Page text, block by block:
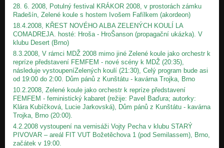
28. 6. 2008, Potulný festival KRÁKOR 2008, v prostorách zámku
Radešín, Zelené koule s hostem Ivošem Fafílkem (akordeon)
18.4.2008, KŘEST NOVÉHO ALBA ZELENÝCH KOULÍ LA
COMADREJA. hosté: Hroša - HroŠanson (propagační ukázka). V
klubu Desert (Brno)
8.3.2008, V rámci MDŽ 2008 mimo jiné Zelené koule jako orchestr k
repríze představení FEMFEM - nové scény k MDŽ (20:35),
následuje vystoupeníZelených koulí (21:30), Celý program bude asi
od 19:00 do 2:00. Dům pánů z Kunštátu - kavárna Trojka, Brno
10.2.2008, Zelené koule jako orchestr k repríze představení
FEMFEM - feministický kabaret (režije: Pavel Baďura; autorky:
Klára Kubíčková, Lucie Jarkovská), Dům pánů z Kunštátu - kavárna
Trojka, Brno (20:00).
4.2.2008 vystoupení na vernisáži Vojty Pecha v klubu STARÝ
PIVOVAR – areál FIT VUT Božetěchova 1 (pod Semilassem), Brno,
začátek v 19:00.